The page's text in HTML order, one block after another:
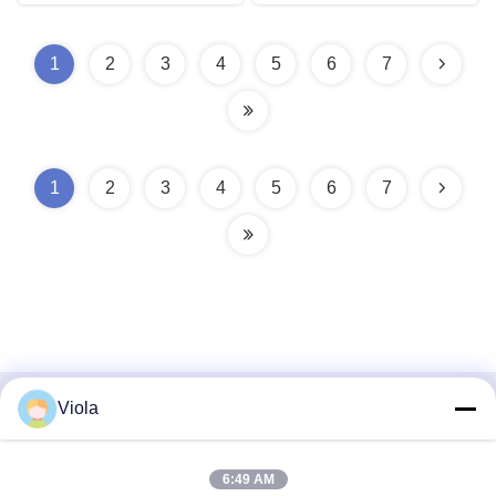
1 2 3 4 5 6 7
1 2 3 4 5 6 7
Schnellkontakt
Viola
6:49 AM